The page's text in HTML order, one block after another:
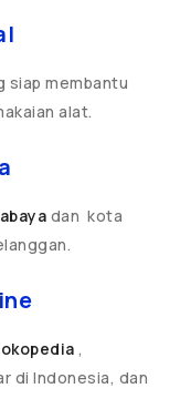
siap membantu
alat.
dan kota
,
di Indonesia, dan